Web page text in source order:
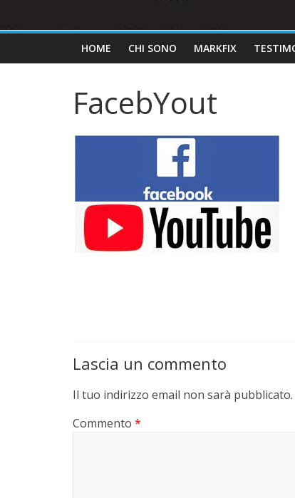
HOME CHI SONO MARKFIX
FacebYout
Lascia un commento
Il tuo indirizzo email non sarà pubblicato.
Commento *